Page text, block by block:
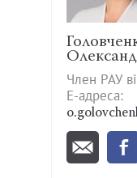
Член РАУ
Е-адреса: